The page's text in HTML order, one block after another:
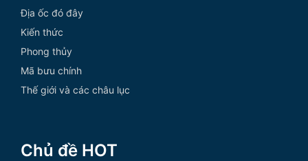
Địa ốc đó đây
Kiến thức
Phong thủy
Mã bưu chính
Thế giới và các châu lục
Chủ đề HOT